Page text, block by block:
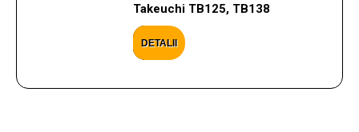
Takeuchi TB125, TB138
DETALII